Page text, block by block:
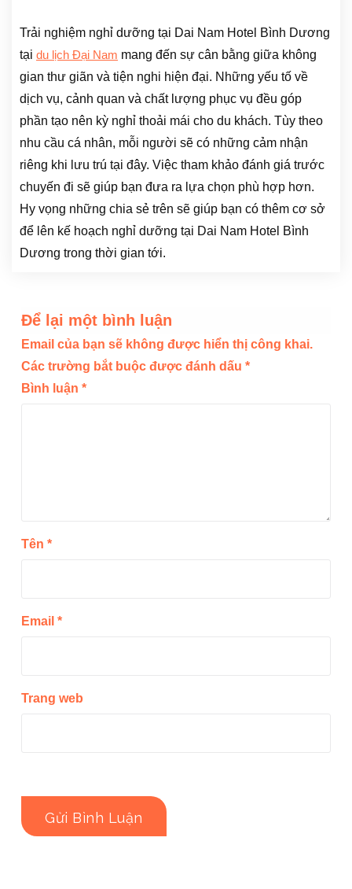
Trải nghiệm nghỉ dưỡng tại Dai Nam Hotel Bình Dương
tại du lịch Đại Nam mang đến sự cân bằng giữa không
gian thư giãn và tiện nghi hiện đại. Những yếu tố về
dịch vụ, cảnh quan và chất lượng phục vụ đều góp
phần tạo nên kỳ nghỉ thoải mái cho du khách. Tùy theo
nhu cầu cá nhân, mỗi người sẽ có những cảm nhận
riêng khi lưu trú tại đây. Việc tham khảo đánh giá trước
chuyến đi sẽ giúp bạn đưa ra lựa chọn phù hợp hơn.
Hy vọng những chia sẻ trên sẽ giúp bạn có thêm cơ sở
để lên kế hoạch nghỉ dưỡng tại Dai Nam Hotel Bình
Dương trong thời gian tới.
Để lại một bình luận
Email của bạn sẽ không được hiển thị công khai.
Các trường bắt buộc được đánh dấu *
Bình luận *
Tên *
Email *
Trang web